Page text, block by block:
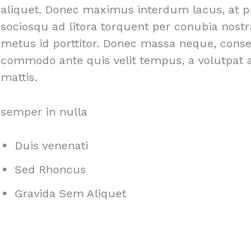
aliquet. Donec maximus interdum lacus, at
sociosqu ad litora torquent per conubia
metus id porttitor. Donec massa neque,
commodo ante quis velit tempus, a volutpat
mattis.
semper in nulla
Duis venenati
Sed Rhoncus
Gravida Sem Aliquet